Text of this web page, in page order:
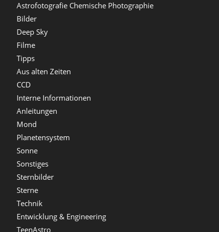
Astrofotografie Chemische Photographie
Bilder
Deep Sky
Filme
Tipps
Aus alten Zeiten
CCD
Interne Informationen
Anleitungen
Mond
Planetensystem
Sonne
Sonstiges
Sternbilder
Sterne
Technik
Entwicklung & Engineering
TeenAstro